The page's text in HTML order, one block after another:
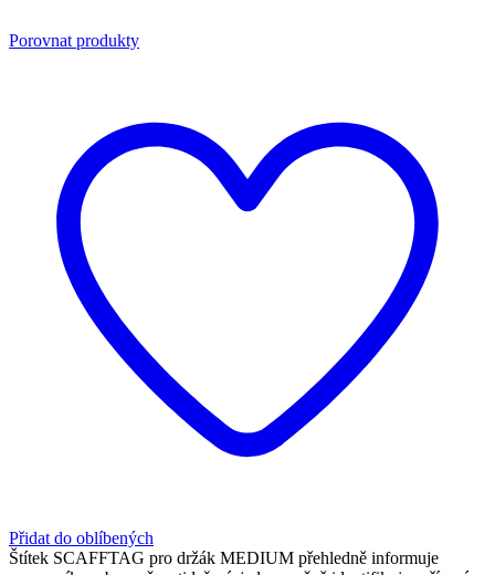
Porovnat produkty
Přidat do oblíbených
Štítek SCAFFTAG pro držák MEDIUM přehledně informuje